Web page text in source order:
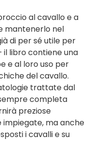
al cavallo e a
mantenerlo nel
di per sé utile per
libro contiene una
e al loro uso per
del cavallo.
trattate dal
completa
preziose
impiegate, ma anche
i cavalli e su